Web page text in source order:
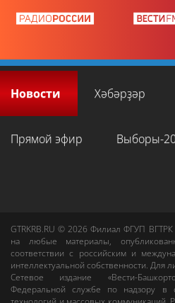
Новости Хәбәрҙәр
Прямой эфир Выборы-
GTRKRB.RU © 2026Филиал ФГУП ВГТРК
на любые материалы,
соответствии с российским и
интеллектуальной собственности. Для
Сетевое издание «Вести-
Федеральной службе по надзору в